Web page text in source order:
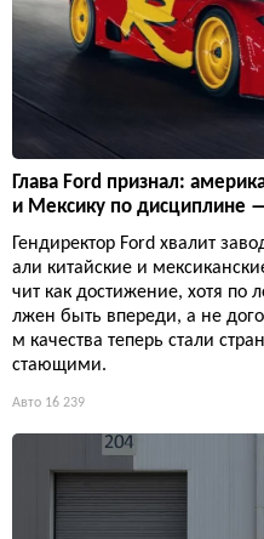
Глава Ford признал:
и Мексику по дисциплине
Гендиректор Ford хвалит
али китайские и
чит как достижение, хотя по
лжен быть впереди, а не
м качества теперь стали
стающими.
Авто 16 239